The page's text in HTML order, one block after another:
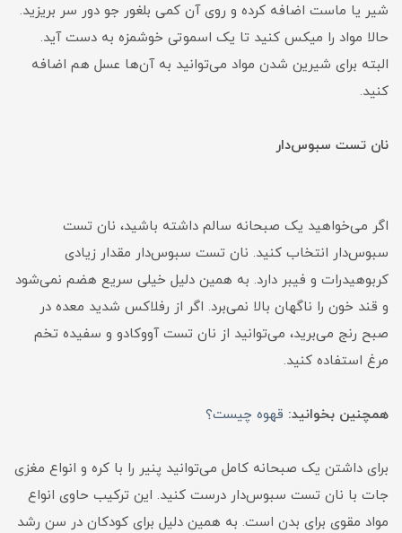
شیر یا ماست اضافه کرده و روی آن کمی بلغور جو دور سر بریزید.
حالا مواد را میکس کنید تا یک اسموتی خوشمزه به دست آید.
البته برای شیرین شدن مواد می‌توانید به آن‌ها عسل هم اضافه
کنید.
نان تست سبوس‌دار
اگر می‌خواهید یک صبحانه سالم داشته باشید، نان تست
سبوس‌دار انتخاب کنید. نان تست سبوس‌دار مقدار زیادی
کربوهیدرات و فیبر دارد. به همین دلیل خیلی سریع هضم نمی‌شود
و قند خون را ناگهان بالا نمی‌برد. اگر از رفلاکس شدید معده در
صبح رنج می‌برید، می‌توانید از نان تست آووکادو و سفیده تخم
مرغ استفاده کنید.
همچنین بخوانید: قهوه چیست؟
برای داشتن یک صبحانه کامل می‌توانید پنیر را با کره و انواع مغزی
جات با نان تست سبوس‌دار درست کنید. این ترکیب حاوی انواع
مواد مقوی برای بدن است. به همین دلیل برای کودکان در سن رشد